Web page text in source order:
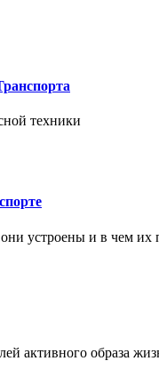
техники
устроены и в чем
активного образа